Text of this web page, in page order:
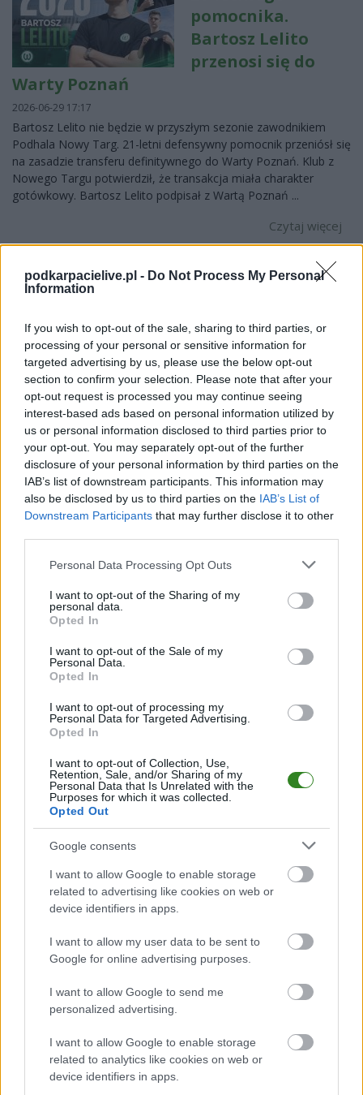
podkarpacielive.pl - Do Not Process My Personal
Information
If you wish to opt-out of the sale, sharing to third parties, or
processing of your personal or sensitive information for
targeted advertising by us, please use the below opt-out
section to confirm your selection. Please note that after your
opt-out request is processed you may continue seeing
interest-based ads based on personal information utilized by
us or personal information disclosed to third parties prior to
your opt-out. You may separately opt-out of the further
disclosure of your personal information by third parties on the
IAB’s list of downstream participants. This information may
also be disclosed by us to third parties on the IAB’s List of
Downstream Participants that may further disclose it to other
Please note that this website/app uses one or more Google
not limited to your visit or usage behaviour. You may click to
grant or deny consent to Google and its third-party tags to
use your data for below specified purposes in below Google
consent section.
Personal Data Processing Opt Outs
I want to opt-out of the Sharing of my
personal data.
Opted In
I want to opt-out of the Sale of my
Personal Data.
Opted In
I want to opt-out of processing my
Personal Data for Targeted Advertising.
Opted In
I want to opt-out of Collection, Use,
Retention, Sale, and/or Sharing of my
Personal Data that Is Unrelated with the
Purposes for which it was collected.
Opted Out
Google consents
I want to allow Google to enable storage
related to advertising like cookies on web or
device identifiers in apps.
I want to allow my user data to be sent to
Google for online advertising purposes.
I want to allow Google to send me
personalized advertising.
I want to allow Google to enable storage
related to analytics like cookies on web or
device identifiers in apps.
pomocnika.
Bartosz Lelito
przenosi się do
Warty Poznań
2026-06-29 17:17
Bartosz Lelito nie będzie w przyszłym sezonie zawodnikiem
Podhala Nowy Targ. 21-letni defensywny pomocnik przeniósł się
na zasadzie transferu definitywnego do Warty Poznań. Klub z
Nowego Targu potwierdził, że transakcja miała charakter
gotówkowy. Bartosz Lelito podpisał z Wartą Poznań ...
Czytaj więcej
Odszedł ze Stali
nowy klub! Karol
Łysiak zostaje w 1
lidze
2026-06-24 17:56
Karol Łysiak został nowym zawodnikiem Warty Poznań. 22-letni
defensywny pomocnik, który przez ostatnie dwa sezony
reprezentował Stal Rzeszów, podpisał umowę obowiązującą do
końca sezonu 2027/2028. Warta Poznań potwierdziła
przeprowadzenie drugiego transferu przed rozpoczęciem
sezonu ...
trafił do
na zapleczu
Jakub Kendzia został nowym piłkarzem Warty Poznań. 19-letni
pomocnik po rozwiązaniu kontraktu ze Stalą Stalowa Wola
Kendzia ze Stali Stalowa Wola przenosi się do Warty Poznań.
Ofensywny pomocnik związał się z beniaminikiem ...
Kamil Kuzera: Nie
będą udawał, że
2026-05-30 23:25
&nbsp;- Ja nie mogę zostać obojętny i udawać, że tego nie
widać, bo to widać. To są rzeczy namacalne. Chyba dzisiaj
wszyscy widzieli na tym stadionie, co się tutaj zadziało - mówił
Kamil Kuzera po spotkaniu z Wartą Poznań.&nbsp; &nbsp;
Resovia straciła gola w siódmej minucie dolicz...